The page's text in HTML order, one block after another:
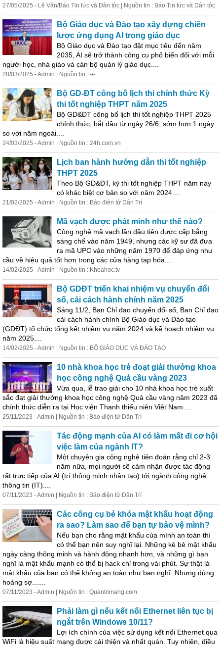
27/05/2025 - Lê Vân/Báo Tin tức và Dân tộc | Nguồn tin : Báo Tin tức và Dân tộc
Bộ Giáo dục và Đào tạo xây dựng chiến
lược ứng dụng AI trong giáo dục
Bộ Giáo dục và Đào tạo đặt mục tiêu đến năm
2035, AI sẽ trở thành công cụ phổ biến đối với mỗi
người học, nhà giáo và cán bộ quản lý giáo dục....
28/03/2025 - Admin | Nguồn tin : -/-
Bộ GD-ĐT công bố lịch thi chính thức Kỳ
thi tốt nghiệp THPT năm 2025
Bộ GD&ĐT công bố lịch thi tốt nghiệp THPT 2025
chính thức, bắt đầu từ ngày 26/6, sớm hơn 1 ngày
so với năm ngoái....
24/03/2025 - Admin | Nguồn tin : 24h.com.vn
Lịch ban hành hướng dẫn thi tốt nghiệp
THPT 2025
Theo Bộ GD&ĐT, kỳ thi tốt nghiệp THPT năm nay
có khác biệt cơ bản so với năm 2024....
21/02/2025 - Admin | Nguồn tin : Báo điện tử Dân Trí
Mã vạch được phát minh như thế nào?
Công nghệ mã vạch lần đầu tiên được cấp bằng
sáng chế vào năm 1949, nhưng các kỹ sư đã đưa
ra mã UPC vào những năm 1970 để đáp ứng nhu
cầu về hiệu quả tốt hơn trong các cửa hàng tạp hóa....
14/02/2025 - Admin | Nguồn tin : Khoahoc.tv
Bộ GDĐT triển khai nhiệm vụ chuyển đổi
số, cải cách hành chính năm 2025
Sáng 11/2, Ban Chỉ đạo chuyển đổi số, Ban Chỉ đạo
cải cách hành chính Bộ Giáo dục và Đào tạo
(GDĐT) tổ chức tổng kết nhiệm vụ năm 2024 và kế hoạch nhiệm vụ
năm 2025....
14/02/2025 - Admin | Nguồn tin : BỘ GIÁO DỤC VÀ ĐÀO TẠO
10 nhà khoa học trẻ đoạt giải thưởng khoa
học công nghệ Quả cầu vàng 2023
Vừa qua, lễ trao giải cho 10 nhà khoa học trẻ xuất
sắc đạt giải thưởng khoa học công nghệ Quả cầu vàng năm 2023 đã
chính thức diễn ra tại Học viện Thanh thiếu niên Việt Nam....
25/11/2023 - Admin | Nguồn tin : Báo điện tử Dân Trí
Tác động mạnh của AI có làm mất đi cơ hội
việc làm của ngành IT?
Một chuyên gia công nghệ tiên đoán rằng chỉ 2-3
năm nữa, mọi người sẽ cảm nhận được tác động
rất trực tiếp của AI (trí thông minh nhân tạo) tới ngành công nghệ
thông tin (IT)....
07/11/2023 - Admin | Nguồn tin : Báo điện tử Dân Trí
Các công cụ bẻ khóa mật khẩu hoạt động
ra sao? Làm sao để bạn tự bảo vệ mình?
Nếu bạn cho rằng mật khẩu của mình an toàn thì
có thể bạn nên suy nghĩ lại. Những kẻ bẻ mật khẩu
ngày càng thông minh và hành động nhanh hơn, và những gì bạn
nghĩ là mật khẩu mạnh có thể bị hack chỉ trong vài phút. Sự thật là
mật khẩu của bạn có thể không an toàn như bạn nghĩ. Nhưng đừng
hoảng sợ.......
07/11/2023 - Admin | Nguồn tin : Quantrimang.com
Phải làm gì nếu kết nối Ethernet liên tục bị
ngắt trên Windows 10/11?
Lợi ích chính của việc sử dụng kết nối Ethernet qua
WiFi là hiệu suất mạng được cải thiện và nhất quán. Tuy nhiên, điều